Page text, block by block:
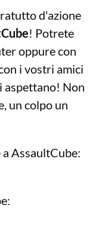
d'azione
! Potrete
oppure con
i vostri amici
aspettano! Non
un colpo un
a AssaultCube: